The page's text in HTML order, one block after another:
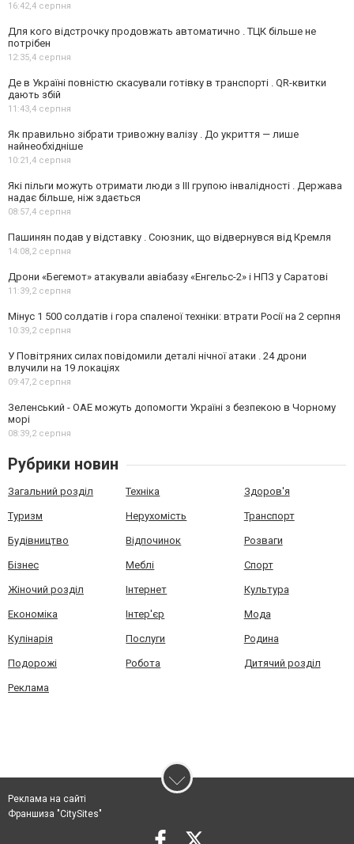
16:42,4 серпня
Для кого відстрочку продовжать автоматично . ТЦК більше не
потрібен
12:35,4 серпня
Де в Україні повністю скасували готівку в транспорті . QR-квитки
дають збій
11:43,4 серпня
Як правильно зібрати тривожну валізу . До укриття — лише
найнеобхідніше
10:21,4 серпня
Які пільги можуть отримати люди з III групою інвалідності . Держава
надає більше, ніж здається
08:57,4 серпня
Пашинян подав у відставку . Союзник, що відвернувся від Кремля
14:08,2 серпня
Дрони «Бегемот» атакували авіабазу «Енгельс-2» і НПЗ у Саратові
11:39,2 серпня
Мінус 1 500 солдатів і гора спаленої техніки: втрати Росії на 2 серпня
10:39,2 серпня
У Повітряних силах повідомили деталі нічної атаки . 24 дрони
влучили на 19 локаціях
09:47,2 серпня
Зеленський - ОАЕ можуть допомогти Україні з безпекою в Чорному
морі
08:39,2 серпня
Рубрики новин
Загальний розділ Техніка Здоров'я
Туризм Нерухомість Транспорт
Будівництво Відпочинок Розваги
Бізнес Меблі Спорт
Жіночий розділ Інтернет Культура
Економіка Інтер'єр Мода
Кулінарія Послуги Родина
Подорожі Робота Дитячий розділ
Реклама
Реклама на сайті
Франшиза "CitySites"